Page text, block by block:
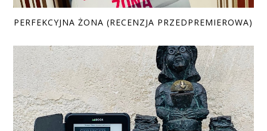
PERFEKCYJNA ŻONA (RECENZJA PRZEDPREMIEROWA)